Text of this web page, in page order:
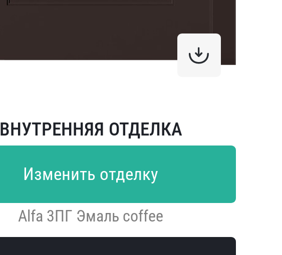
ВНУТРЕННЯЯ ОТДЕЛКА
Изменить отделку
Alfa 3ПГ Эмаль coffee